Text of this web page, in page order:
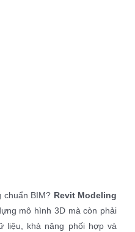
chuẩn BIM? Revit Modeling
mô hình 3D mà còn phải
liệu, khả năng phối hợp và